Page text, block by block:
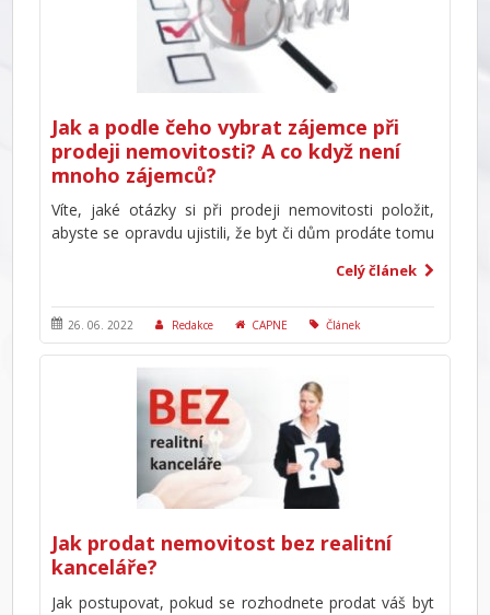
Jak a podle čeho vybrat zájemce při
prodeji nemovitosti? A co když není
mnoho zájemců?
Víte, jaké otázky si při prodeji nemovitosti položit,
abyste se opravdu ujistili, že byt či dům prodáte tomu
rychle je schopen koupi financovat nebo zda bude
souhlasit s předběžným zněním kupní smlouvy. Co ale
dělat, pokud se vám ozývá na inzerát málo zájemců
a není z „čeho“ vybírat?
Celý článek
26. 06. 2022 Redakce CAPNE Článek
Jak prodat nemovitost bez realitní
kanceláře?
Jak postupovat, pokud se rozhodnete prodat váš byt